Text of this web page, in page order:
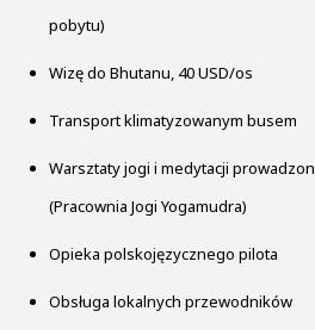
pobytu)
Wizę do Bhutanu, 40 USD/os
Transport klimatyzowanym busem
Warsztaty jogi i medytacji
(Pracownia Jogi Yogamudra)
Opieka polskojęzycznego pilota
Obsługa lokalnych przewodników